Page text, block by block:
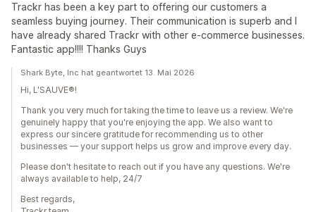
Trackr has been a key part to offering our customers a
seamless buying journey. Their communication is superb and I
have already shared Trackr with other e-commerce businesses.
Fantastic app!!!! Thanks Guys
Shark Byte, Inc hat geantwortet 13. Mai 2026
Hi, L'SAUVE®!
Thank you very much for taking the time to leave us a review. We're
genuinely happy that you're enjoying the app. We also want to
express our sincere gratitude for recommending us to other
businesses — your support helps us grow and improve every day.
Please don't hesitate to reach out if you have any questions. We're
always available to help, 24/7
Best regards,